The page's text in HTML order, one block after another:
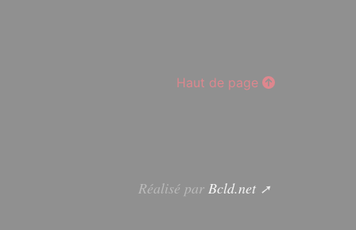
Haut de page
Réalisé par Bcld.net